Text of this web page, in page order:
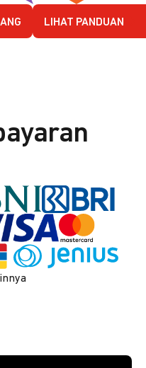
LIHAT PANDUAN